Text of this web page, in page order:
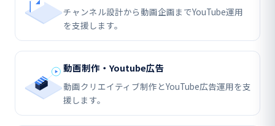
チャンネル設計から動画企画までYouTube運用
を支援します。
動画制作・Youtube広告
動画クリエイティブ制作とYouTube広告運用を支
援します。